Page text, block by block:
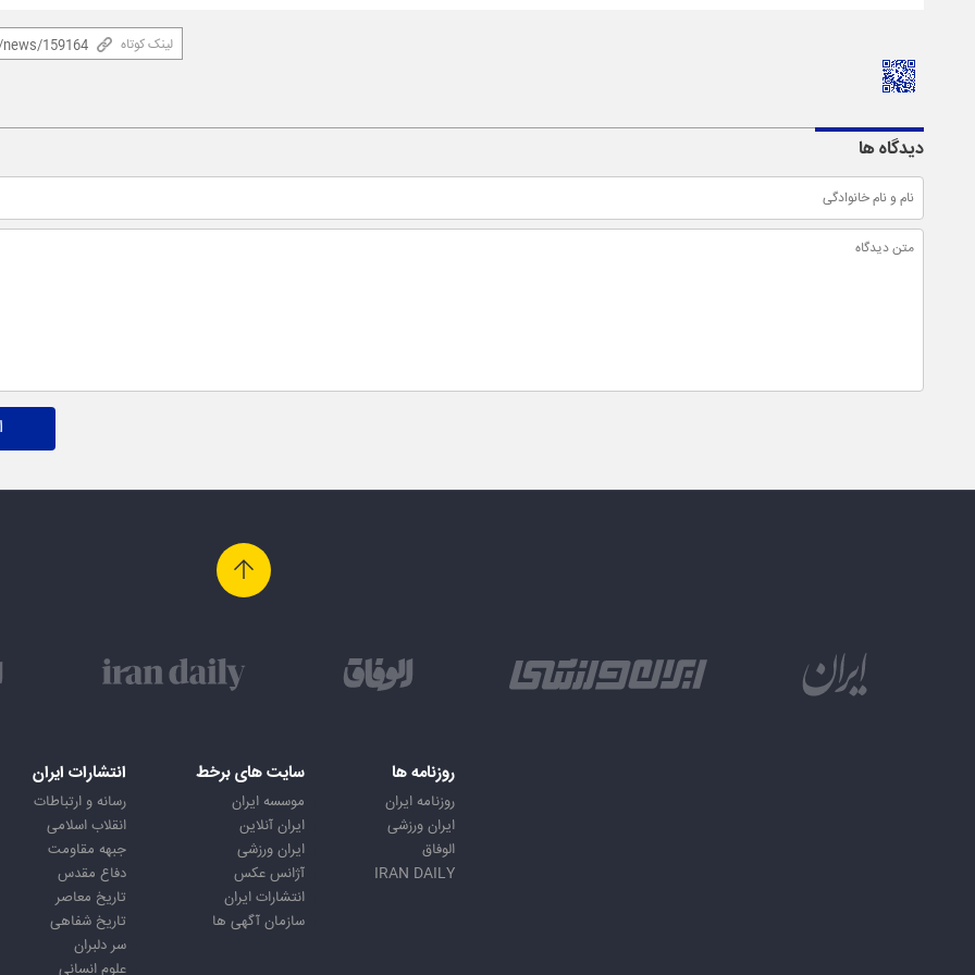
لینک کوتاه
دیدگاه ها
روزنامه ها
روزنامه ایران
ایران ورزشی
الوفاق
IRAN DAILY
سایت های برخط
موسسه ایران
ایران آنلاین
ایران ورزشی
آژانس عکس
انتشارات ایران
سازمان آگهی ها
انتشارات ایران
رسانه و ارتباطات
انقلاب اسلامی
جبهه مقاومت
دفاع مقدس
تاریخ معاصر
تاریخ شفاهی
سر دلبران
علوم انسانی